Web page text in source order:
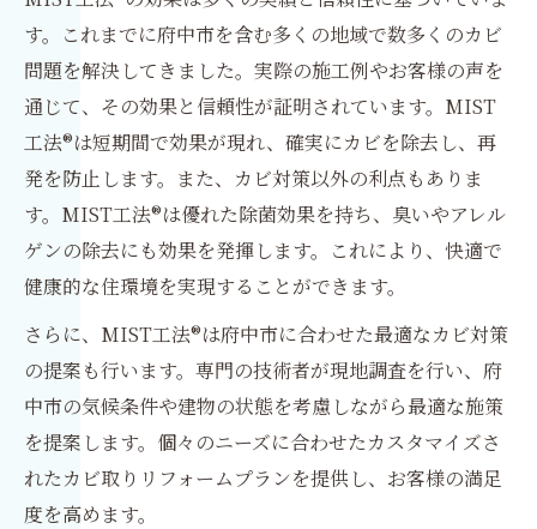
す。これまでに府中市を含む多くの地域で数多くのカビ
問題を解決してきました。実際の施工例やお客様の声を
通じて、その効果と信頼性が証明されています。MIST
工法®は短期間で効果が現れ、確実にカビを除去し、再
発を防止します。また、カビ対策以外の利点もありま
す。MIST工法®は優れた除菌効果を持ち、臭いやアレル
ゲンの除去にも効果を発揮します。これにより、快適で
健康的な住環境を実現することができます。
さらに、MIST工法®は府中市に合わせた最適なカビ対策
の提案も行います。専門の技術者が現地調査を行い、府
中市の気候条件や建物の状態を考慮しながら最適な施策
を提案します。個々のニーズに合わせたカスタマイズさ
れたカビ取りリフォームプランを提供し、お客様の満足
度を高めます。